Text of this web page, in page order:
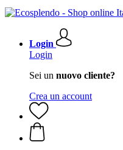
Login
Login
Sei un nuovo cliente?
Crea un account